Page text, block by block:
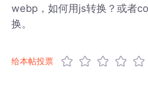
webp，如何用js转换？或者
换。
给本帖投票